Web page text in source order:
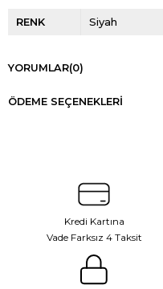
RENK Siyah
YORUMLAR(0)
ÖDEME SEÇENEKLERI
Kredi Kartına
Vade Farksız 4 Taksit